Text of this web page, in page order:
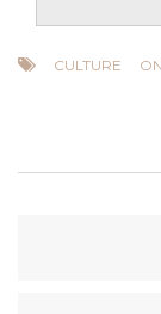
CULTURE